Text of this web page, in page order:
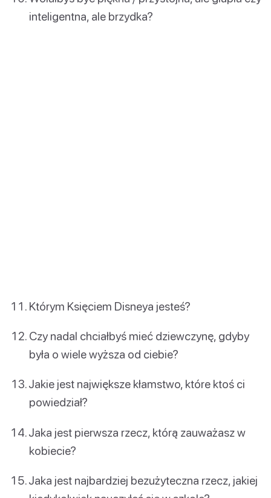
inteligentna, ale brzydka?
Którym Księciem Disneya jesteś?
Czy nadal chciałbyś mieć dziewczynę, gdyby
była o wiele wyższa od ciebie?
Jakie jest największe kłamstwo, które ktoś ci
powiedział?
Jaka jest pierwsza rzecz, którą zauważasz w
kobiecie?
Jaka jest najbardziej bezużyteczna rzecz, jakiej